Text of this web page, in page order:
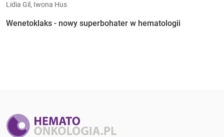
Lidia Gil, Iwona Hus
Wenetoklaks - nowy superbohater w hematologii